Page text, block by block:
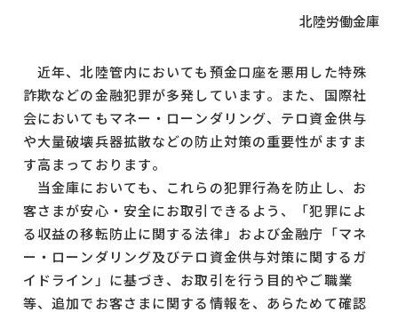
北陸労働金庫
近年、北陸管内においても預金口座を悪用した特殊
詐欺などの金融犯罪が多発しています。また、国際社
会においてもマネー・ローンダリング、テロ資金供与
や大量破壊兵器拡散などの防止対策の重要性がますま
す高まっております。
当金庫においても、これらの犯罪行為を防止し、お
客さまが安心・安全にお取引できるよう、「犯罪によ
る収益の移転防止に関する法律」および金融庁「マネ
ー・ローンダリング及びテロ資金供与対策に関するガ
イドライン」に基づき、お取引を行う目的やご職業
等、追加でお客さまに関する情報を、あらためて確認